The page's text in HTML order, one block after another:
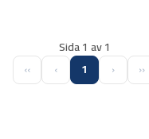
Sida 1 av 1
‹‹
‹ 1 › ››